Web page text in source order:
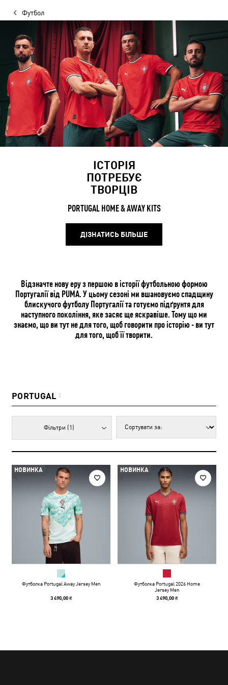
Футбол
ІСТОРІЯ
ПОТРЕБУЄ
ТВОРЦІВ
PORTUGAL HOME & AWAY KITS
ДІЗНАТИСЬ БІЛЬШЕ
Відзначте нову еру з першою в історії футбольною формою
Португалії від PUMA. У цьому сезоні ми вшановуємо спадщину
блискучого футболу Португалії та готуємо підґрунтя для
наступного покоління, яке засяє ще яскравіше. Тому що ми
знаємо, що ви тут не для того, щоб говорити про історію - ви тут
для того, щоб її творити.
PORTUGAL 2
Фільтри (1)
НОВИНКА
Футболка Portugal Away Jersey Men
3 490,00 ₴
НОВИНКА
Футболка Portugal 2026 Home
Jersey Men
3 490,00 ₴